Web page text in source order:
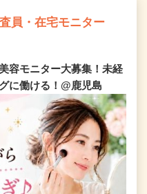
員・在宅モニター
容モニター大募集！未経
に働ける！@鹿児島